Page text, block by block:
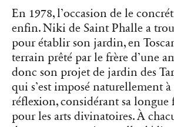
En 1978, l’occasion de le
enfin. Niki de Saint Phalle a
pour établir son jardin, en
terrain prêté par le frère d’une
donc son projet de jardin des
qui s’est imposé naturellement
réflexion, considérant sa longue
pour les arts divinatoires. À